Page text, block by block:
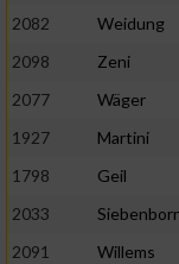
2082
Weidung
2098
Zeni
2077
Wäger
1927
Martini
1798
Geil
2033
2091
Willems